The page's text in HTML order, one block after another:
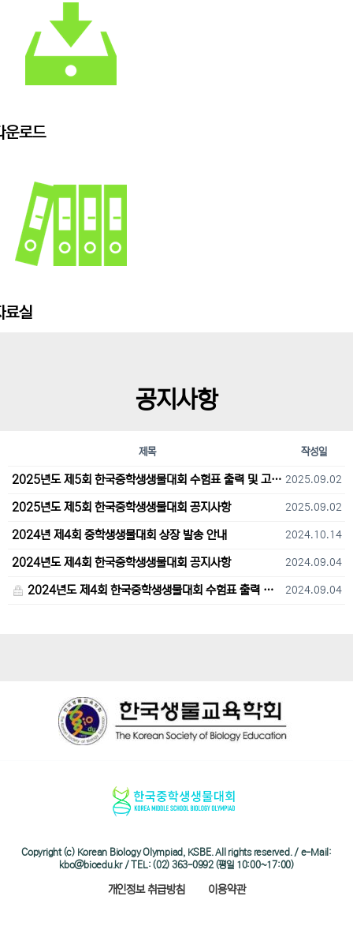
운로드
료실
공지사항
제목 작성일
2025년도 제5회 한국중학생생물대회 수험표 출력 및 고사장 오시는 길 안내 2025.09.02
2025년도 제5회 한국중학생생물대회 공지사항 2025.09.02
2024년 제4회 중학생생물대회 상장 발송 안내 2024.10.14
2024년도 제4회 한국중학생생물대회 공지사항 2024.09.04
2024년도 제4회 한국중학생생물대회 수험표 출력 및 고사장 오시는 길 안내 2024.09.04
Copyright (c) Korean Biology Olympiad, KSBE. All rights reserved. / e-Mail:
kbo@bioedu.kr / TEL: (02) 363-0992 (평일 10:00~17:00)
개인정보 취급방침 이용약관